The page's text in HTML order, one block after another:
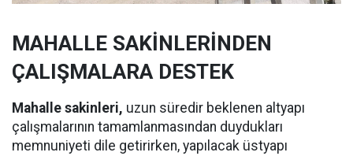
MAHALLE SAKİNLERİNDEN
ÇALIŞMALARA DESTEK
Mahalle sakinleri, uzun süredir beklenen altyapı
çalışmalarının tamamlanmasından duydukları
memnuniyeti dile getirirken, yapılacak üstyapı